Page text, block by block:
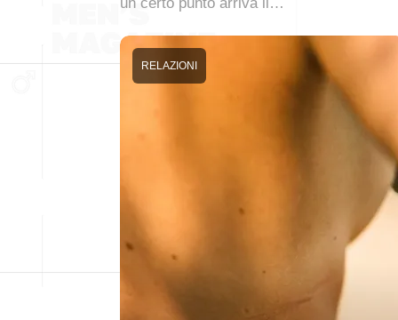
RELAZIONI